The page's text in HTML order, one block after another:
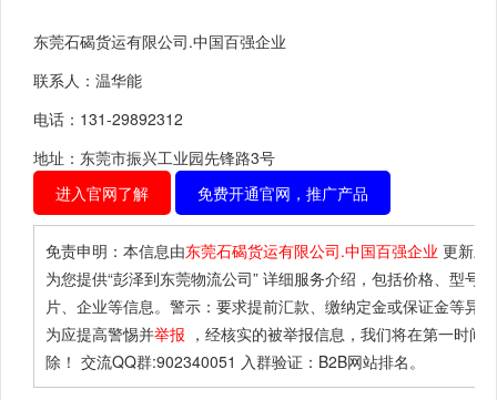
东莞石碣货运有限公司.中国百强企业
联系人：温华能
电话：131-29892312
地址：东莞市振兴工业园先锋路3号
进入官网了解
免费开通官网，推广产品
免责申明：本信息由东莞石碣货运有限公司.中国百强企业 更新上
为您提供“彭泽到东莞物流公司” 详细服务介绍，包括价格、型号
片、企业等信息。警示：要求提前汇款、缴纳定金或保证金等异
为应提高警惕并举报 ，经核实的被举报信息，我们将在第一时间
除！ 交流QQ群:902340051 入群验证：B2B网站排名。